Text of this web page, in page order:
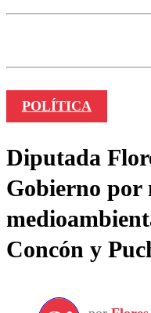
POLÍTICA
Diputada
Gobierno por
Concón y